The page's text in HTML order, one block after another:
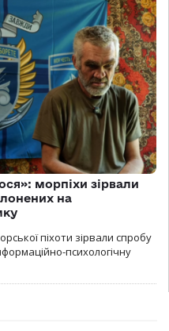
морпіхи зірвали
на
піхоти зірвали спробу
психологічну